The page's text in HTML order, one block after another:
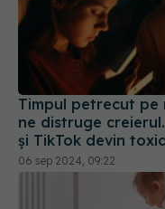
Timpul petrecut pe
ne distruge
și TikTok devin
06 sep 2024, 09:22